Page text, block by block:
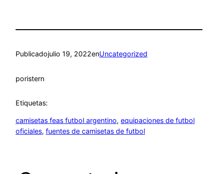
Publicadojulio 19, 2022enUncategorized
poristern
Etiquetas:
camisetas feas futbol argentino, equipaciones de futbol
oficiales, fuentes de camisetas de futbol